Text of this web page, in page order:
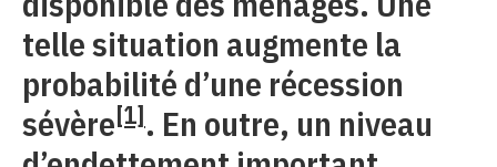
telle situation augmente la
probabilité d’une récession
sévère[1]. En outre, un niveau